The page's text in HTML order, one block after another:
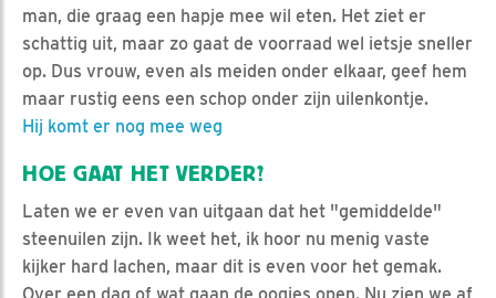
man, die graag een hapje mee wil eten. Het ziet er
schattig uit, maar zo gaat de voorraad wel ietsje sneller
op. Dus vrouw, even als meiden onder elkaar, geef hem
maar rustig eens een schop onder zijn uilenkontje.
Hij komt er nog mee weg
HOE GAAT HET VERDER?
Laten we er even van uitgaan dat het "gemiddelde"
steenuilen zijn. Ik weet het, ik hoor nu menig vaste
kijker hard lachen, maar dit is even voor het gemak.
Over een dag of wat gaan de oogjes open. Nu zien we af